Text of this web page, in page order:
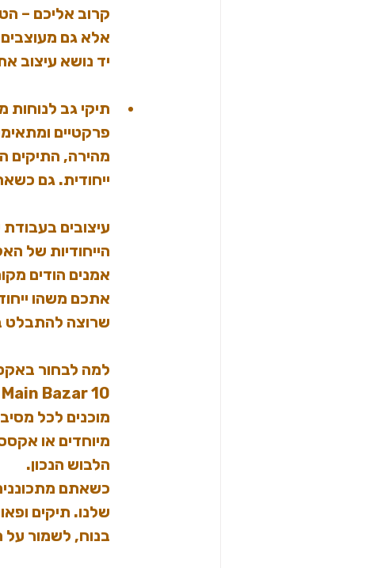
קרוב אליכם –
אלא גם
יד נושא עיצוב
תיקי גב לנוחות
פרקטיים
מהירה, התיקים
ייחודית. גם
עיצובים בעבודת
הייחודיות של
אמנים הודים
אתכם משהו
שרוצה להתבלט
למה לבחור
Main Bazar 10
מוכנים לכל
מיוחדים או
הלבוש הנכון.
כשאתם
שלנו. תיקים
בנוח, לשמור על